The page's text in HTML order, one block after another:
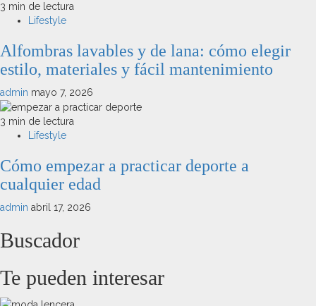
3 min de lectura
Lifestyle
Alfombras lavables y de lana: cómo elegir
estilo, materiales y fácil mantenimiento
admin mayo 7, 2026
3 min de lectura
Lifestyle
Cómo empezar a practicar deporte a
cualquier edad
admin abril 17, 2026
Buscador
Te pueden interesar